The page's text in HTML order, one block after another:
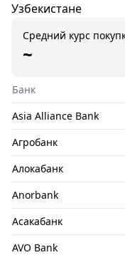
Узбекистане
Средний курс
~
Банк
Asia Alliance Bank
Агробанк
Алокабанк
Anorbank
Асакабанк
AVO Bank